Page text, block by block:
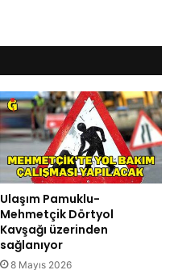
Ulaşım Pamuklu-
Mehmetçik Dörtyol
Kavşağı üzerinden
sağlanıyor
8 Mayıs 2026